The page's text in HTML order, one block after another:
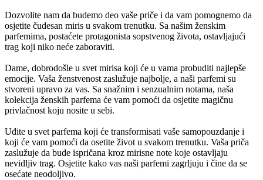
Dozvolite nam da budemo deo vaše priče i da vam pomognemo da
osjetite čudesan miris u svakom trenutku. Sa našim ženskim
parfemima, postaćete protagonista sopstvenog života, ostavljajući
trag koji niko neće zaboraviti.
Dame, dobrodošle u svet mirisa koji će u vama probuditi najlepše
emocije. Vaša ženstvenost zaslužuje najbolje, a naši parfemi su
stvoreni upravo za vas. Sa snažnim i senzualnim notama, naša
kolekcija ženskih parfema će vam pomoći da osjetite magičnu
privlačnost koju nosite u sebi.
Uđite u svet parfema koji će transformisati vaše samopouzdanje i
koji će vam pomoći da osetite život u svakom trenutku. Vaša priča
zaslužuje da bude ispričana kroz mirisne note koje ostavljaju
nevidljiv trag. Osjetite kako vas naši parfemi zagrljuju i čine da se
osećate neodoljivo.